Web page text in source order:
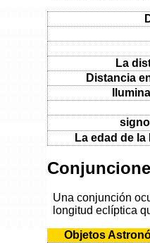
La
Distancia
La edad de
Una conjunción
longitud eclíptica
Objetos